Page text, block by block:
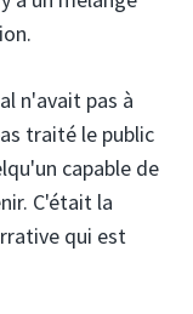
n'avait pas à
traité le public
capable de
C'était la
qui est